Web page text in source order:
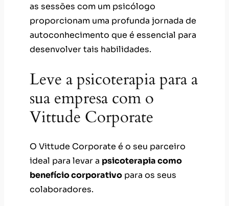
as sessões com um psicólogo
proporcionam uma profunda jornada de
autoconhecimento que é essencial para
desenvolver tais habilidades.
Leve a psicoterapia para a
sua empresa com o
Vittude Corporate
O Vittude Corporate é o seu parceiro
ideal para levar a psicoterapia como
benefício corporativo para os seus
colaboradores.